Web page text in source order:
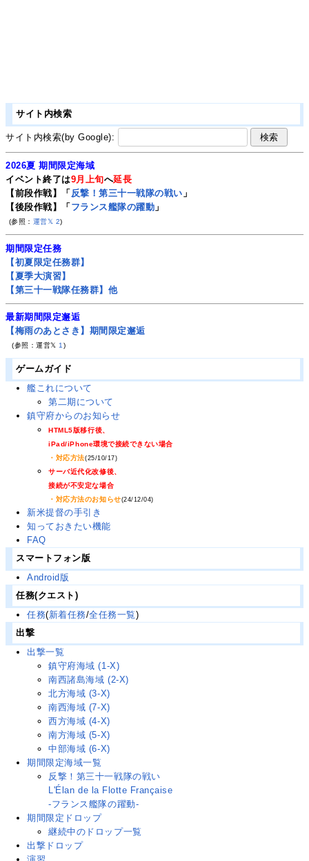
サイト内検索
サイト内検索(by Google):
2026夏 期間限定海域
イベント終了は9月上旬へ延長
【前段作戦】「 反撃！第三十一戦隊の戦い 」
【後段作戦】「 フランス艦隊の躍動 」
(参照： 運営𝕏 2)
期間限定任務
【初夏限定任務群】
【夏季大演習】
【第三十一戦隊任務群】他
最新期間限定邂逅
【梅雨のあとさき】期間限定邂逅
(参照：運営𝕏 1 )
ゲームガイド
艦これについて
第二期について
鎮守府からのお知らせ
HTML5版移行後、
iPad/iPhone環境で接続できない場合
・対応方法(25/10/17)
サーバ近代化改修後、
接続が不安定な場合
・対応方法のお知らせ(24/12/04)
新米提督の手引き
知っておきたい機能
FAQ
スマートフォン版
Android版
任務(クエスト)
任務(新着任務/全任務一覧)
出撃
出撃一覧
鎮守府海域 (1-X)
南西諸島海域 (2-X)
北方海域 (3-X)
南西海域 (7-X)
西方海域 (4-X)
南方海域 (5-X)
中部海域 (6-X)
期間限定海域一覧
反撃！第三十一戦隊の戦い
L'Élan de la Flotte Française
-フランス艦隊の躍動-
期間限定ドロップ
継続中のドロップ一覧
出撃ドロップ